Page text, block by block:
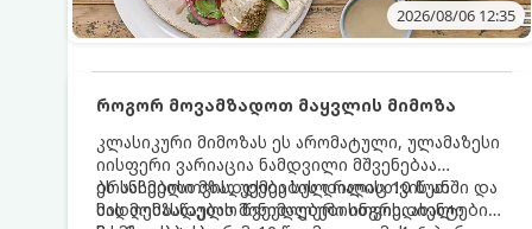
2026/08/06 12:35
როგორ მოვამზადოთ მაყვლის მიმოზა
კლასიკური მიმოზას ეს არომატული, ულამაზესი
იისფერი ვარიაცია ნამდვილი მშვენებაა
ბრანჩებისთვის, უქმეების დილისთვის ან
სადღესასწაულო წვეულებებისთვის. ახალი
ეს სასმელი მზადდება სულ რაღაც 10 წუთში და
მის მომზადებას მინიმალური ინგრედიენტები